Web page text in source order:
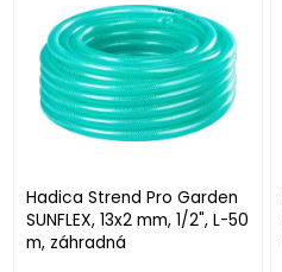
Hadica Strend Pro Garden
SUNFLEX, 13x2 mm, 1/2", L-50
m, záhradná